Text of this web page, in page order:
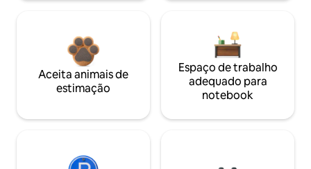
Aceita animais de
estimação
Espaço de trabalho
adequado para
notebook